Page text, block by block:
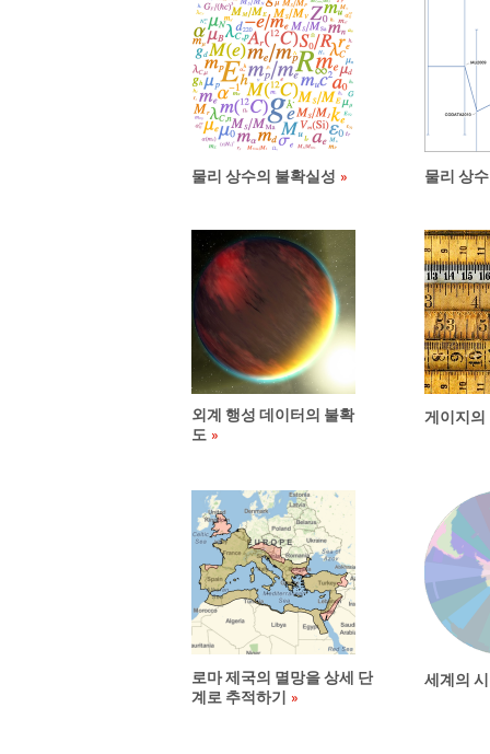
물리 상수의 불확실성 물리 상
외계 행성 데이터의 불확
도
게이지의
로마 제국의 멸망을 상세 단
계로 추적하기
세계의